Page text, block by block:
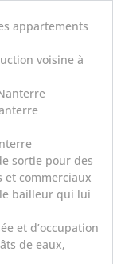
appartements
voisine à
sortie pour des
et commerciaux
bailleur qui lui
et d’occupation
de eaux,